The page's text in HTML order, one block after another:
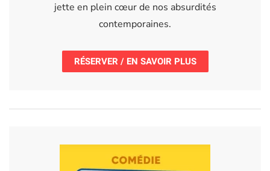
jette en plein cœur de nos absurdités
contemporaines.
RÉSERVER / EN SAVOIR PLUS